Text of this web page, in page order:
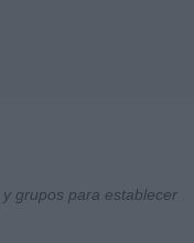
grupos para establecer